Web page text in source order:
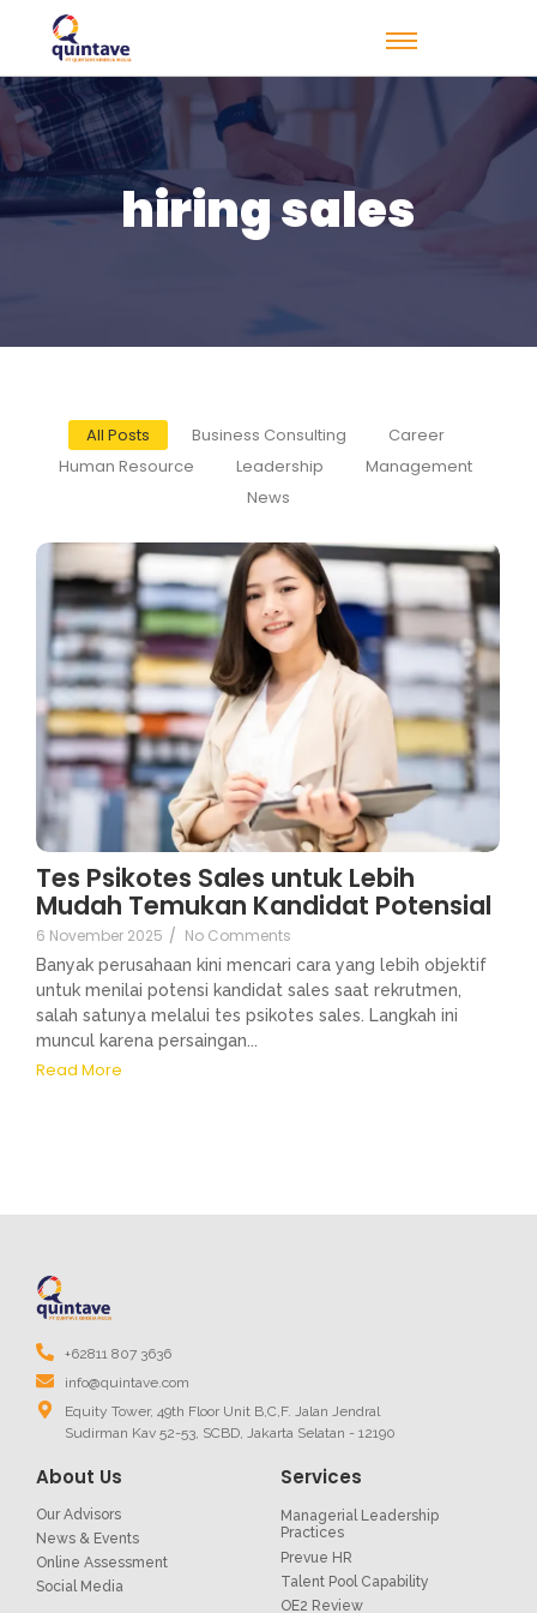
hiring sales
All Posts Business Consulting
Career
Human Resource
Leadership
Management
News
Tes Psikotes Sales untuk Lebih
Mudah Temukan Kandidat Potensial
6 November 2025 / No Comments
Banyak perusahaan kini mencari cara yang lebih objektif
untuk menilai potensi kandidat sales saat rekrutmen,
salah satunya melalui tes psikotes sales. Langkah ini
muncul karena persaingan...
Read More
+62811 807 3636
info@quintave.com
Equity Tower, 49th Floor Unit B,C,F. Jalan Jendral
Sudirman Kav 52-53, SCBD, Jakarta Selatan - 12190
About Us
Our Advisors
News & Events
Online Assessment
Social Media
Services
Managerial Leadership
Practices
Prevue HR
Talent Pool Capability
OE2 Review